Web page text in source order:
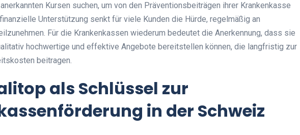
Kursen suchen, um von den Präventionsbeiträgen ihrer Krankenkasse
Unterstützung senkt für viele Kunden die Hürde, regelmäßig an
Für die Krankenkassen wiederum bedeutet die Anerkennung, dass sie
hochwertige und effektive Angebote bereitstellen können, die langfristig zur
beitragen.
als Schlüssel zur
in der Schweiz